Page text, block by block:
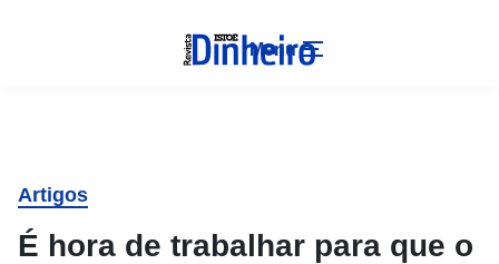
Menu
Artigos
É hora de trabalhar para que o